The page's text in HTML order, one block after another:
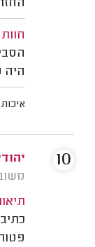
היה
איכות
משוב: 08/10/
10